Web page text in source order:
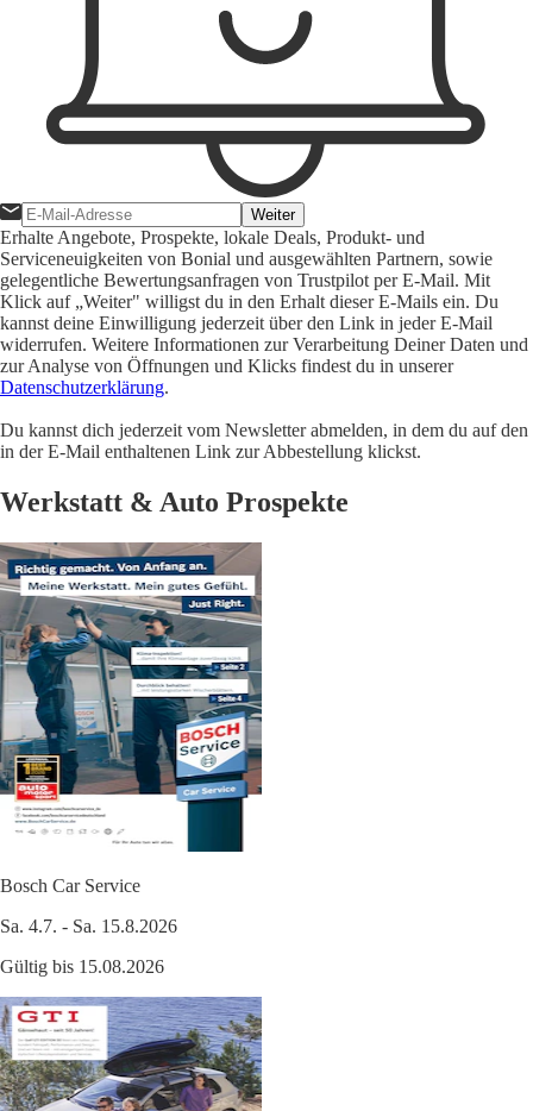
Weiter
Erhalte Angebote, Prospekte, lokale Deals, Produkt- und
Serviceneuigkeiten von Bonial und ausgewählten Partnern, sowie
gelegentliche Bewertungsanfragen von Trustpilot per E-Mail. Mit
Klick auf „Weiter" willigst du in den Erhalt dieser E-Mails ein. Du
kannst deine Einwilligung jederzeit über den Link in jeder E-Mail
widerrufen. Weitere Informationen zur Verarbeitung Deiner Daten und
zur Analyse von Öffnungen und Klicks findest du in unserer
Datenschutzerklärung.
Du kannst dich jederzeit vom Newsletter abmelden, in dem du auf den
in der E-Mail enthaltenen Link zur Abbestellung klickst.
Werkstatt & Auto Prospekte
Bosch Car Service
Sa. 4.7. - Sa. 15.8.2026
Gültig bis 15.08.2026